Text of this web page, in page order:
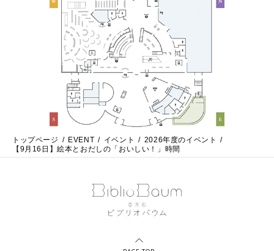
トップページ EVENT イベント
2026年度のイベント
【9月16日】絵本とおだしの「おいしい！」時間